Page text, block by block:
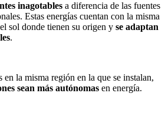
inagotables a diferencia de las fuentes
Estas energías cuentan con la misma
sol donde tienen su origen y se adaptan
.
en la misma región en la que se instalan,
sean más autónomas en energía.